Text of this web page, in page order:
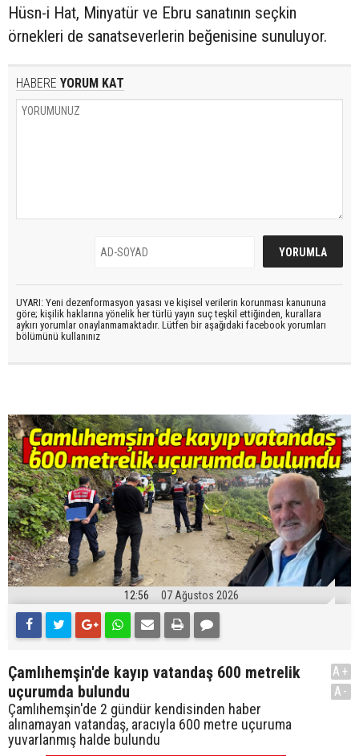
Hüsn-i Hat, Minyatür ve Ebru sanatının seçkin
örnekleri de sanatseverlerin beğenisine sunuluyor.
HABERE YORUM KAT
UYARI: Yeni dezenformasyon yasası ve kişisel verilerin korunması kanununa
göre; kişilik haklarına yönelik her türlü yayın suç teşkil ettiğinden, kurallara
aykırı yorumlar onaylanmamaktadır. Lütfen bir aşağıdaki facebook yorumları
bölümünü kullanınız
12:56 07 Ağustos 2026
Çamlıhemşin'de kayıp vatandaş 600 metrelik
uçurumda bulundu
Çamlıhemşin'de 2 gündür kendisinden haber
alınamayan vatandaş, aracıyla 600 metre uçuruma
yuvarlanmış halde bulundu
A+
A-